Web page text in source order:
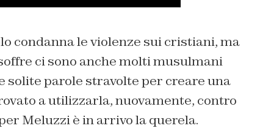
condanna le violenze sui cristiani, ma
ci sono anche molti musulmani
solite parole stravolte per creare una
a utilizzarla, nuovamente, contro
Meluzzi è in arrivo la querela.